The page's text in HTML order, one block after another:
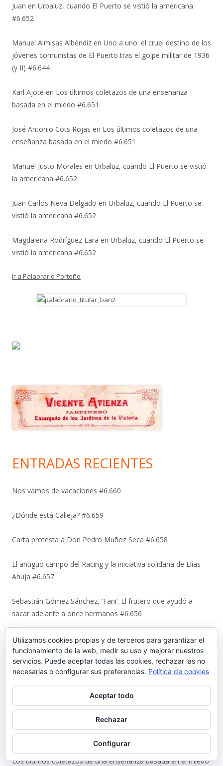
Juan en Urbaluz, cuando El Puerto se vistió la americana
#6.652
Manuel Almisas Albéndiz en Uno a uno: el cruel destino de los
jóvenes comunistas de El Puerto tras el golpe militar de 1936
(y II) #6.644
Karl Ajote en Los últimos coletazos de una enseñanza
basada en el miedo #6.651
José Antonio Cots Rojas en Los últimos coletazos de una
enseñanza basada en el miedo #6.651
Manuel Justo Morales en Urbaluz, cuando El Puerto se vistió
la americana #6.652
Juan Carlos Neva Delgado en Urbaluz, cuando El Puerto se
vistió la americana #6.652
Magdalena Rodríguez Lara en Urbaluz, cuando El Puerto se
vistió la americana #6.652
Ir a Palabrario Porteño
ENTRADAS RECIENTES
Nos vamos de vacaciones #6.660
¿Dónde está Calleja? #6.659
Carta protesta a Don Pedro Muñoz Seca #6.658
El antiguo campo del Racing y la iniciativa solidaria de Elías
Ahuja #6.657
Sebastián Gómez Sánchez, ‘Tani’. El frutero que ayudó a
sacar adelante a once hermanos #6.656
La viñeta de Alberto Castrelo. Se hacen fiestas a domicilio
#6.655
Cuando «el Pavirri» llevaba a El Puerto en la garganta #6.654
Luis Suárez Ávila y Pepita Lena: una tertulia de 2004 sobre el
centro histórico que El Puerto estaba perdiendo #6.653
Urbaluz, cuando El Puerto se vistió la americana #6.652
Los últimos coletazos de una enseñanza basada en el miedo
Utilizamos cookies propias y de terceros para garantizar el
funcionamiento de la web, medir su uso y mejorar nuestros
servicios. Puede aceptar todas las cookies, rechazar las no
necesarias o configurar sus preferencias. Política de cookies
Aceptar todo
Rechazar
Configurar